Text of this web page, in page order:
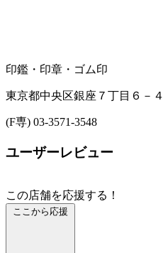
印鑑・印章・ゴム印
東京都中央区銀座７丁目６－４
(F専) 03-3571-3548
ユーザーレビュー
この店舗を応援する！
ここから応援